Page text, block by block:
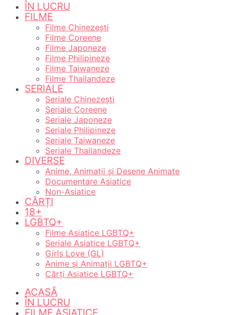
ÎN LUCRU
FILME
Filme Chinezești
Filme Coreene
Filme Japoneze
Filme Philipineze
Filme Taiwaneze
Filme Thailandeze
SERIALE
Seriale Chinezești
Seriale Coreene
Seriale Japoneze
Seriale Philipineze
Seriale Taiwaneze
Seriale Thailandeze
DIVERSE
Anime, Animații și Desene Animate
Documentare Asiatice
Non-Asiatice
CĂRȚI
18+
LGBTQ+
Filme Asiatice LGBTQ+
Seriale Asiatice LGBTQ+
Girls Love (GL)
Anime și Animații LGBTQ+
Cărți Asiatice LGBTQ+
ACASĂ
ÎN LUCRU